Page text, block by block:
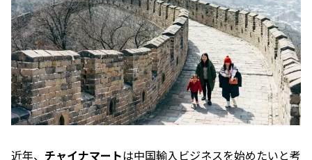
近年、 チャイナマートは中国輸入ビジネスを始めたいと考